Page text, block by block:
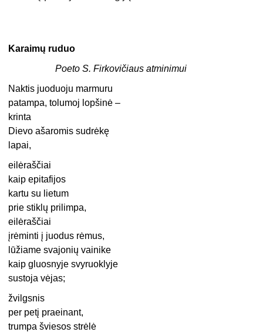
Karaimų ruduo
Poeto S. Firkovičiaus atminimui
Naktis juoduoju marmuru
patampa, tolumoj lopšinė –
krinta
Dievo ašaromis sudrėkę
lapai,
eilėraščiai
kaip epitafijos
kartu su lietum
prie stiklų prilimpa,
eilėraščiai
įrėminti į juodus rėmus,
lūžiame svajonių vainike
kaip gluosnyje svyruoklyje
sustoja vėjas;
žvilgsnis
per petį praeinant,
trumpa šviesos strėlė